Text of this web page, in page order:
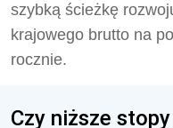
szybką ścieżkę
krajowego brutto na
rocznie.
Czy niższe